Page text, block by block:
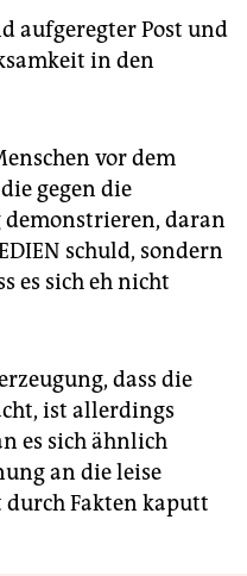
aufgeregter Post und
in den
vor dem
gegen die
daran
schuld, sondern
es sich eh nicht
dass die
ist allerdings
es sich ähnlich
an die leise
Fakten kaputt